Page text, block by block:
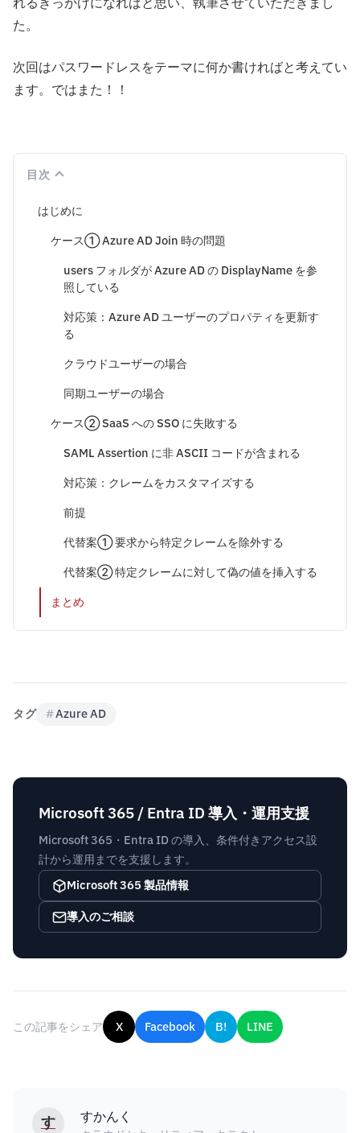
た。
次回はパスワードレスをテーマに何か書ければと考えてい
ます。ではまた！！
目次
はじめに
ケース① Azure AD Join 時の問題
users フォルダが Azure AD の DisplayName を参
照している
対応策：Azure AD ユーザーのプロパティを更新す
る
クラウドユーザーの場合
同期ユーザーの場合
ケース② SaaS への SSO に失敗する
SAML Assertion に非 ASCII コードが含まれる
対応策：クレームをカスタマイズする
前提
代替案① 要求から特定クレームを除外する
代替案② 特定クレームに対して偽の値を挿入する
まとめ
タグ #Azure AD
Microsoft 365 / Entra ID 導入・運用支援
Microsoft 365・Entra ID の導入、条件付きアクセス設
計から運用までを支援します。
Microsoft 365 製品情報
導入のご相談
この記事をシェア X Facebook B! LINE
す すかんく